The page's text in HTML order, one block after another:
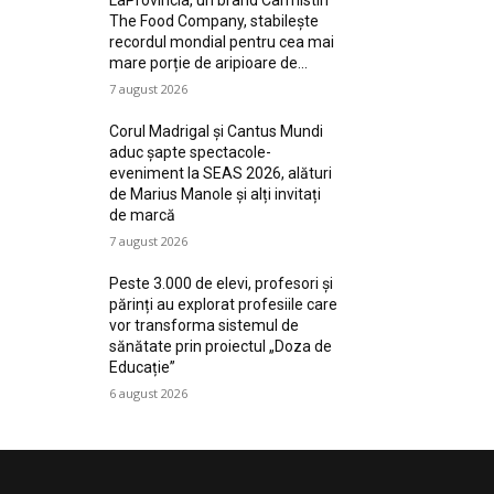
The Food Company, stabilește
recordul mondial pentru cea mai
mare porție de aripioare de...
7 august 2026
Corul Madrigal și Cantus Mundi
aduc șapte spectacole-
eveniment la SEAS 2026, alături
de Marius Manole și alți invitați
de marcă
7 august 2026
Peste 3.000 de elevi, profesori și
părinți au explorat profesiile care
vor transforma sistemul de
sănătate prin proiectul „Doza de
Educație”
6 august 2026